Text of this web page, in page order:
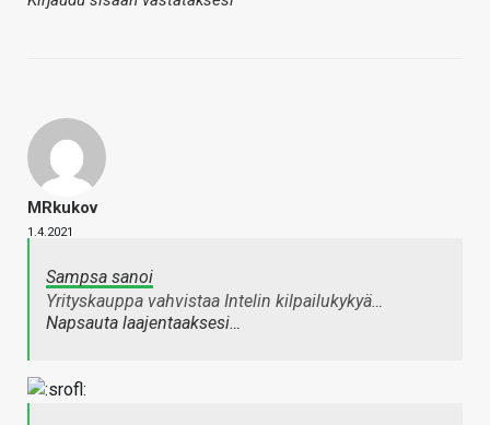
MRkukov
1.4.2021
Sampsa sanoi
Yrityskauppa vahvistaa Intelin kilpailukykyä…
Napsauta laajentaaksesi…